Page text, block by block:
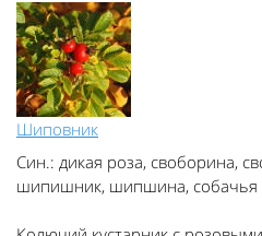
Шиповник
Син.: дикая роза, своборина,
шипишник, шипшина, собачья